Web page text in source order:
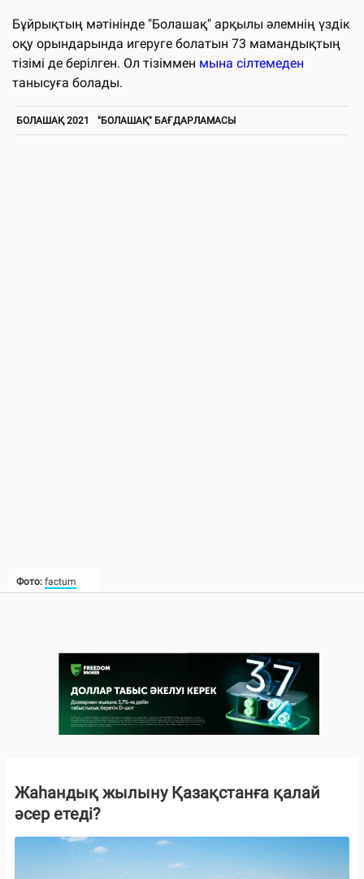
Фото: factum
Бұйрықтың мәтінінде "Болашақ" арқылы әлемнің үздік
оқу орындарында игеруге болатын 73 мамандықтың
тізімі де берілген. Ол тізіммен мына сілтемеден
танысуға болады.
БОЛАШАҚ 2021 "БОЛАШАҚ" БАҒДАРЛАМАСЫ